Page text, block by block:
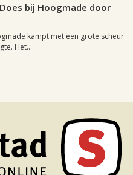
bij Hoogmade door
kampt met een grote scheur
Het...